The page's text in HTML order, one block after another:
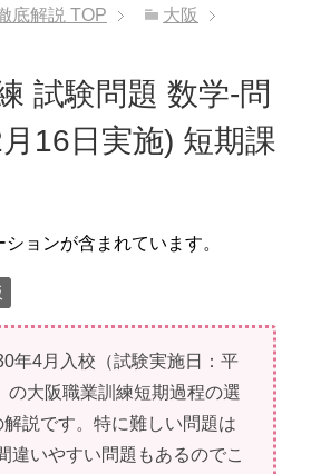
底解説 TOP 大阪
試験問題 数学-問
16日実施) 短期課
ョンが含まれています。
年4月入校（試験実施日：平
の大阪職業訓練短期過程の選
説です。特に難しい問題は
違いやすい問題もあるのでこ